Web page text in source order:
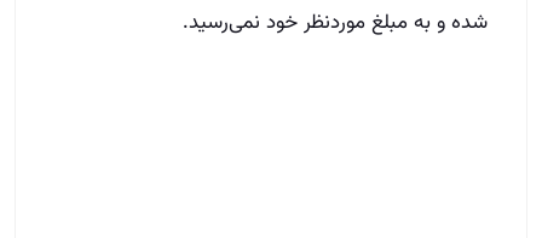
شده و به مبلغ موردنظر خود نمی‌رسید.